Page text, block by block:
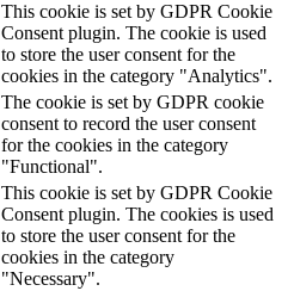
This cookie is set by GDPR Cookie
Consent plugin. The cookie is used
to store the user consent for the
cookies in the category "Analytics".
The cookie is set by GDPR cookie
consent to record the user consent
for the cookies in the category
"Functional".
This cookie is set by GDPR Cookie
Consent plugin. The cookies is used
to store the user consent for the
cookies in the category
"Necessary".